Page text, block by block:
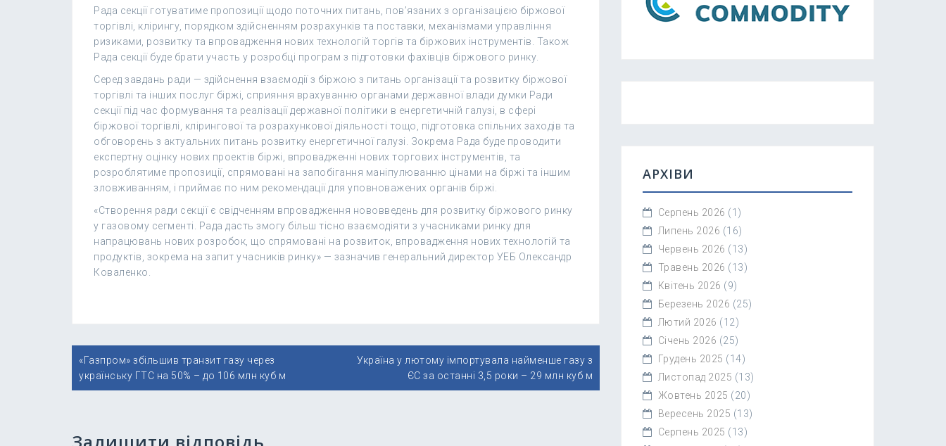
Рада секції готуватиме пропозиції щодо поточних питань, пов’язаних з організацією біржової
торгівлі, клірингу, порядком здійсненням розрахунків та поставки, механізмами управління
ризиками, розвитку та впровадження нових технологій торгів та біржових інструментів. Також
Рада секції буде брати участь у розробці програм з підготовки фахівців біржового ринку.
Серед завдань ради — здійснення взаємодії з біржою з питань організації та розвитку біржової
торгівлі та інших послуг біржі, сприяння врахуванню органами державної влади думки Ради
секції під час формування та реалізації державної політики в енергетичній галузі, в сфері
біржової торгівлі, клірингової та розрахункової діяльності тощо, підготовка спільних заходів та
обговорень з актуальних питань розвитку енергетичної галузі. Зокрема Рада буде проводити
експертну оцінку нових проектів біржі, впровадженні нових торгових інструментів, та
розроблятиме пропозиції, спрямовані на запобігання маніпулюванню цінами на біржі та іншим
зловживанням, і приймає по ним рекомендації для уповноважених органів біржі.
«Створення ради секції є свідченням впровадження нововведень для розвитку біржового ринку
у газовому сегменті. Рада дасть змогу більш тісно взаємодіяти з учасниками ринку для
напрацювань нових розробок, що спрямовані на розвиток, впровадження нових технологій та
продуктів, зокрема на запит учасників ринку» — зазначив генеральний директор УЕБ Олександр
Коваленко.
Навігація
записів
«Газпром» збільшив транзит газу через
українську ГТС на 50% – до 106 млн куб м
Україна у лютому імпортувала найменше газу з
ЄС за останні 3,5 роки – 29 млн куб м
АРХІВИ
Серпень 2026 (1)
Липень 2026 (16)
Червень 2026 (13)
Травень 2026 (13)
Квітень 2026 (9)
Березень 2026 (25)
Лютий 2026 (12)
Січень 2026 (25)
Грудень 2025 (14)
Листопад 2025 (13)
Жовтень 2025 (20)
Вересень 2025 (13)
Серпень 2025 (13)